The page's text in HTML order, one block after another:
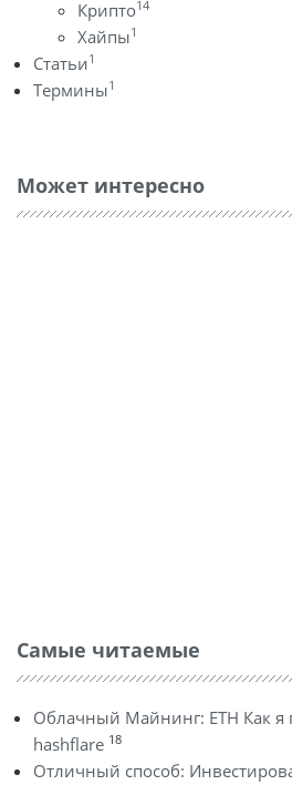
Крипто14
Хайпы1
Статьи1
Термины1
Может интересно
Самые читаемые
Облачный Майнинг: ETH Как я
hashflare 18
Отличный способ: